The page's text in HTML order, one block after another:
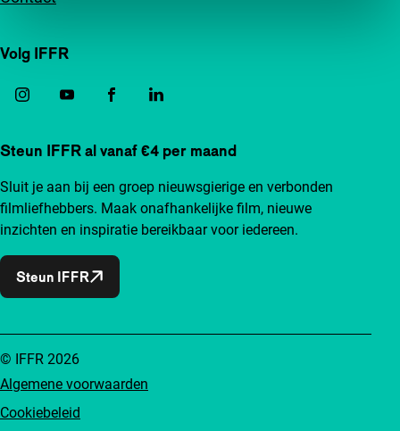
Volg IFFR
Steun IFFR al vanaf €4 per maand
Sluit je aan bij een groep nieuwsgierige en verbonden
filmliefhebbers. Maak onafhankelijke film, nieuwe
inzichten en inspiratie bereikbaar voor iedereen.
Steun IFFR
Algemene voorwaarden
Cookiebeleid
© IFFR 2026